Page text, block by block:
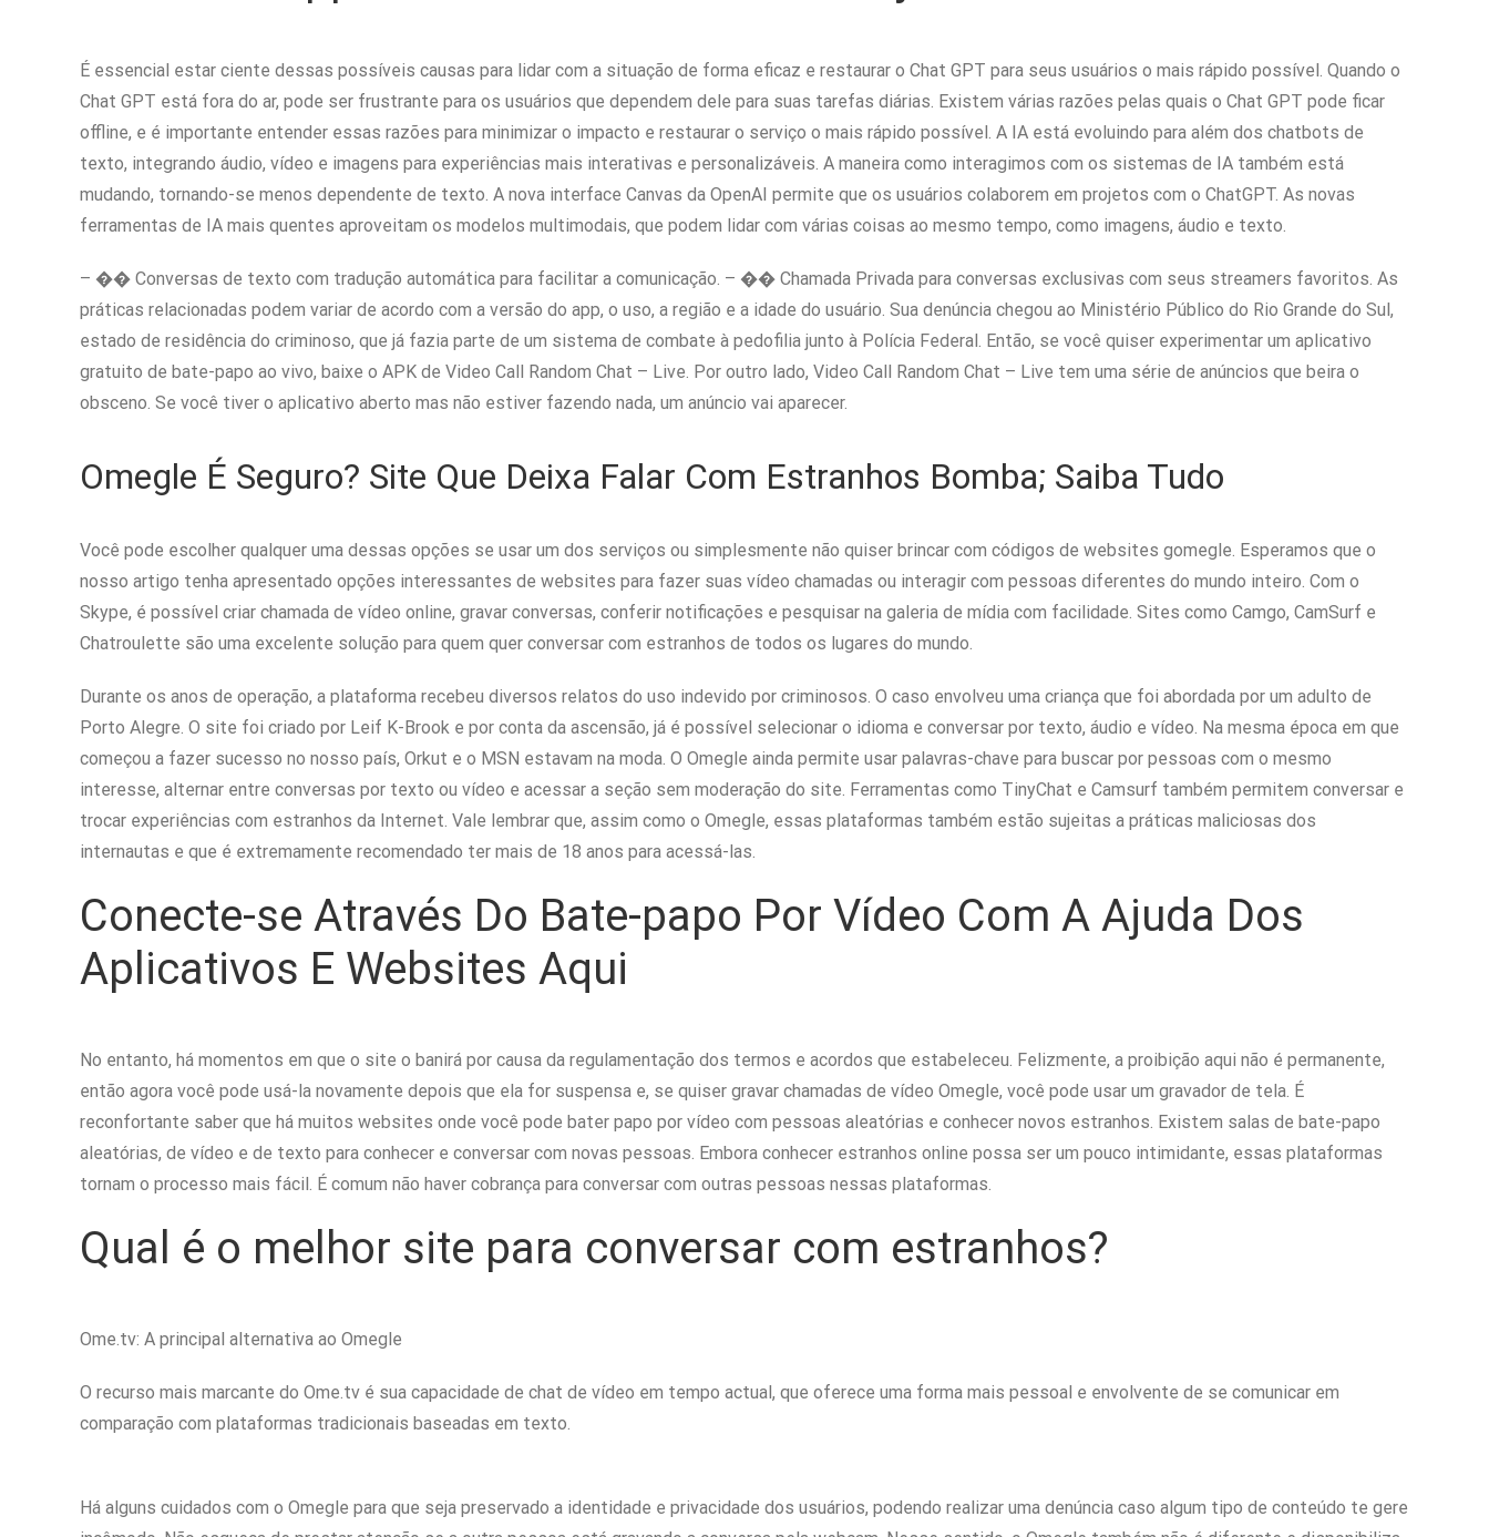
É essencial estar ciente dessas possíveis causas para lidar com a situação de forma eficaz e restaurar o Chat GPT para seus usuários o mais rápido possível. Quando o
Chat GPT está fora do ar, pode ser frustrante para os usuários que dependem dele para suas tarefas diárias. Existem várias razões pelas quais o Chat GPT pode ficar
offline, e é importante entender essas razões para minimizar o impacto e restaurar o serviço o mais rápido possível. A IA está evoluindo para além dos chatbots de
texto, integrando áudio, vídeo e imagens para experiências mais interativas e personalizáveis. A maneira como interagimos com os sistemas de IA também está
mudando, tornando-se menos dependente de texto. A nova interface Canvas da OpenAI permite que os usuários colaborem em projetos com o ChatGPT. As novas
ferramentas de IA mais quentes aproveitam os modelos multimodais, que podem lidar com várias coisas ao mesmo tempo, como imagens, áudio e texto.
– �� Conversas de texto com tradução automática para facilitar a comunicação. – �� Chamada Privada para conversas exclusivas com seus streamers favoritos. As
práticas relacionadas podem variar de acordo com a versão do app, o uso, a região e a idade do usuário. Sua denúncia chegou ao Ministério Público do Rio Grande do Sul,
estado de residência do criminoso, que já fazia parte de um sistema de combate à pedofilia junto à Polícia Federal. Então, se você quiser experimentar um aplicativo
gratuito de bate-papo ao vivo, baixe o APK de Video Call Random Chat – Live. Por outro lado, Video Call Random Chat – Live tem uma série de anúncios que beira o
obsceno. Se você tiver o aplicativo aberto mas não estiver fazendo nada, um anúncio vai aparecer.
Omegle É Seguro? Site Que Deixa Falar Com Estranhos Bomba; Saiba Tudo
Você pode escolher qualquer uma dessas opções se usar um dos serviços ou simplesmente não quiser brincar com códigos de websites gomegle. Esperamos que o
nosso artigo tenha apresentado opções interessantes de websites para fazer suas vídeo chamadas ou interagir com pessoas diferentes do mundo inteiro. Com o
Skype, é possível criar chamada de vídeo online, gravar conversas, conferir notificações e pesquisar na galeria de mídia com facilidade. Sites como Camgo, CamSurf e
Chatroulette são uma excelente solução para quem quer conversar com estranhos de todos os lugares do mundo.
Durante os anos de operação, a plataforma recebeu diversos relatos do uso indevido por criminosos. O caso envolveu uma criança que foi abordada por um adulto de
Porto Alegre. O site foi criado por Leif K-Brook e por conta da ascensão, já é possível selecionar o idioma e conversar por texto, áudio e vídeo. Na mesma época em que
começou a fazer sucesso no nosso país, Orkut e o MSN estavam na moda. O Omegle ainda permite usar palavras-chave para buscar por pessoas com o mesmo
interesse, alternar entre conversas por texto ou vídeo e acessar a seção sem moderação do site. Ferramentas como TinyChat e Camsurf também permitem conversar e
trocar experiências com estranhos da Internet. Vale lembrar que, assim como o Omegle, essas plataformas também estão sujeitas a práticas maliciosas dos
internautas e que é extremamente recomendado ter mais de 18 anos para acessá-las.
Conecte-se Através Do Bate-papo Por Vídeo Com A Ajuda Dos
Aplicativos E Websites Aqui
No entanto, há momentos em que o site o banirá por causa da regulamentação dos termos e acordos que estabeleceu. Felizmente, a proibição aqui não é permanente,
então agora você pode usá-la novamente depois que ela for suspensa e, se quiser gravar chamadas de vídeo Omegle, você pode usar um gravador de tela. É
reconfortante saber que há muitos websites onde você pode bater papo por vídeo com pessoas aleatórias e conhecer novos estranhos. Existem salas de bate-papo
aleatórias, de vídeo e de texto para conhecer e conversar com novas pessoas. Embora conhecer estranhos online possa ser um pouco intimidante, essas plataformas
tornam o processo mais fácil. É comum não haver cobrança para conversar com outras pessoas nessas plataformas.
Qual é o melhor site para conversar com estranhos?
Ome.tv: A principal alternativa ao Omegle
O recurso mais marcante do Ome.tv é sua capacidade de chat de vídeo em tempo actual, que oferece uma forma mais pessoal e envolvente de se comunicar em
comparação com plataformas tradicionais baseadas em texto.
Há alguns cuidados com o Omegle para que seja preservado a identidade e privacidade dos usuários, podendo realizar uma denúncia caso algum tipo de conteúdo te gere